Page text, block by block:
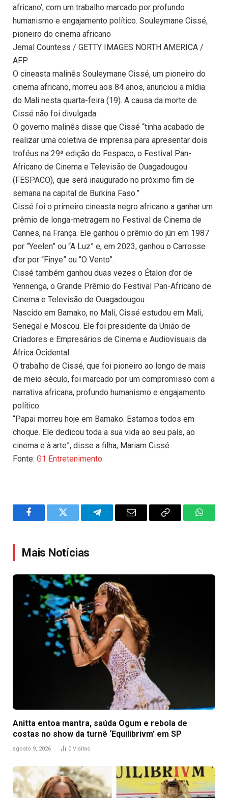
africano’, com um trabalho marcado por profundo
humanismo e engajamento político. Souleymane Cissé,
pioneiro do cinema africano
Jemal Countess / GETTY IMAGES NORTH AMERICA /
AFP
O cineasta malinês Souleymane Cissé, um pioneiro do
cinema africano, morreu aos 84 anos, anunciou a mídia
do Mali nesta quarta-feira (19). A causa da morte de
Cissé não foi divulgada.
O governo malinês disse que Cissé “tinha acabado de
realizar uma coletiva de imprensa para apresentar dois
troféus na 29ª edição do Fespaco, o Festival Pan-
Africano de Cinema e Televisão de Ouagadougou
(FESPACO), que será inaugurado no próximo fim de
semana na capital de Burkina Faso.”
Cissé foi o primeiro cineasta negro africano a ganhar um
prêmio de longa-metragem no Festival de Cinema de
Cannes, na França. Ele ganhou o prêmio do júri em 1987
por “Yeelen” ou “A Luz” e, em 2023, ganhou o Carrosse
d’or por “Finye” ou “O Vento”.
Cissé também ganhou duas vezes o Étalon d’or de
Yennenga, o Grande Prêmio do Festival Pan-Africano de
Cinema e Televisão de Ouagadougou.
Nascido em Bamako, no Mali, Cissé estudou em Mali,
Senegal e Moscou. Ele foi presidente da União de
Criadores e Empresários de Cinema e Audiovisuais da
África Ocidental.
O trabalho de Cissé, que foi pioneiro ao longo de mais
de meio século, foi marcado por um compromisso com a
narrativa africana, profundo humanismo e engajamento
político.
“Papai morreu hoje em Bamako. Estamos todos em
choque. Ele dedicou toda a sua vida ao seu país, ao
cinema e à arte”, disse a filha, Mariam Cissé.
Fonte: G1 Entretenimento
FacebookTwitter TelegramEmail
Copy
Mais Notícias
Anitta entoa mantra, saúda Ogum e rebola de
costas no show da turnê ‘Equilibrivm’ em SP
agosto 9, 2026 0 Visitas